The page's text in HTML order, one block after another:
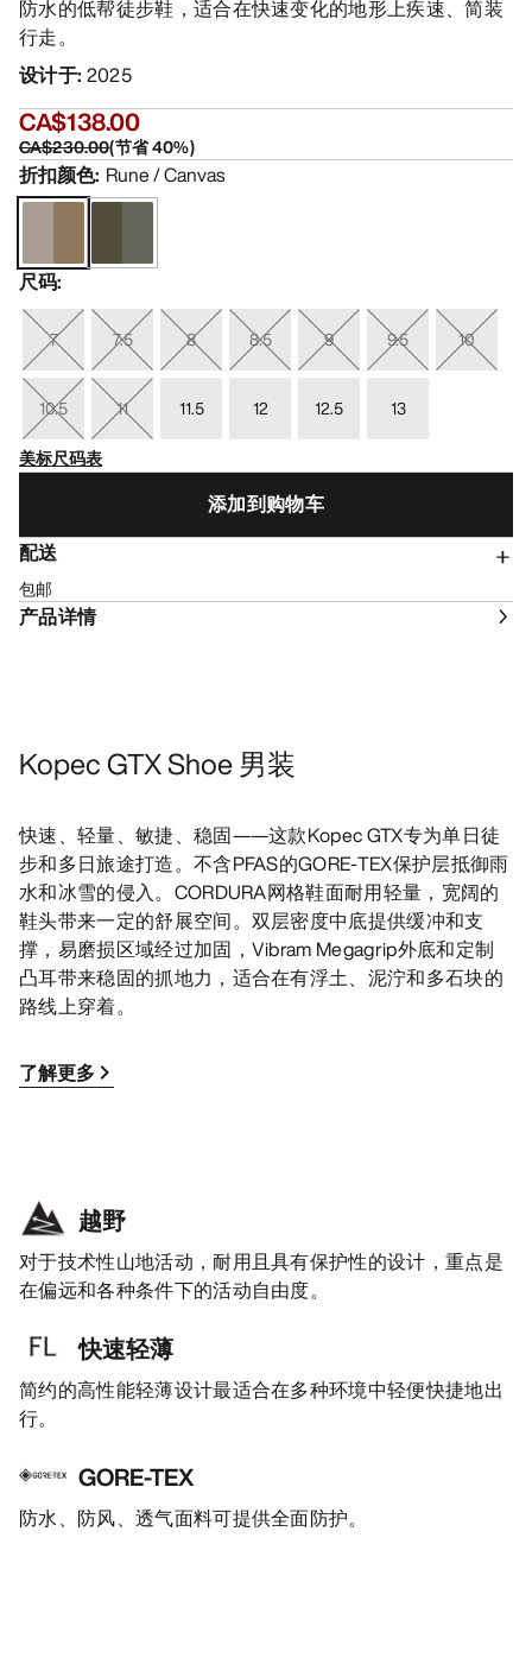
防水的低帮徒步鞋，适合在快速变化的地形上疾速、简装
行走。
设计于: 2025
CA$138.00
CA$230.00(节省40%)
折扣颜色: Rune / Canvas
尺码:
7 7.5 8 8.5 9 9.5 10
10.5 11 11.5 12 12.5
13
美标尺码表
添加到购物车
配送
包邮
产品详情
Kopec GTX Shoe 男装
快速、轻量、敏捷、稳固——这款Kopec GTX专为单日徒
步和多日旅途打造。不含PFAS的GORE-TEX保护层抵御雨
水和冰雪的侵入。CORDURA网格鞋面耐用轻量，宽阔的
鞋头带来一定的舒展空间。双层密度中底提供缓冲和支
撑，易磨损区域经过加固，Vibram Megagrip外底和定制
凸耳带来稳固的抓地力，适合在有浮土、泥泞和多石块的
路线上穿着。
了解更多
越野
对于技术性山地活动，耐用且具有保护性的设计，重点是
在偏远和各种条件下的活动自由度。
快速轻薄
简约的高性能轻薄设计最适合在多种环境中轻便快捷地出
行。
GORE-TEX
防水、防风、透气面料可提供全面防护。